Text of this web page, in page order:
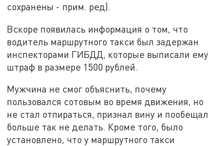
сохранены - прим. ред).
Вскоре появилась информация о том, что
водитель маршрутного такси был задержан
инспекторами ГИБДД, которые выписали ему
штраф в размере 1500 рублей.
Мужчина не смог объяснить, почему
пользовался сотовым во время движения, но
не стал отпираться, признал вину и пообещал
больше так не делать. Кроме того, было
установлено, что у маршрутного такси